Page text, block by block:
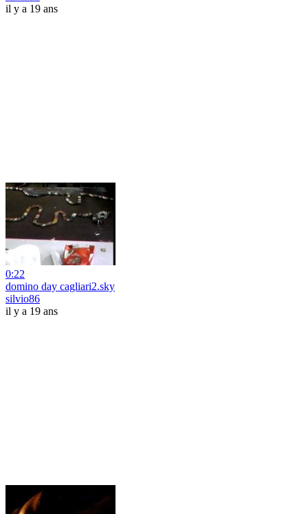
il y a 19 ans
0:22
domino day cagliari2.sky
silvio86
il y a 19 ans